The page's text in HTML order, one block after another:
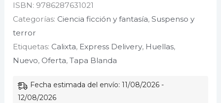
ISBN: 9786287631021
Categorías: Ciencia ficción y fantasía,Suspenso y
terror
Etiquetas: Calixta, Express Delivery, Huellas,
Nuevo, Oferta,Tapa Blanda
Fecha estimada del envío: 11/08/2026 -
12/08/2026